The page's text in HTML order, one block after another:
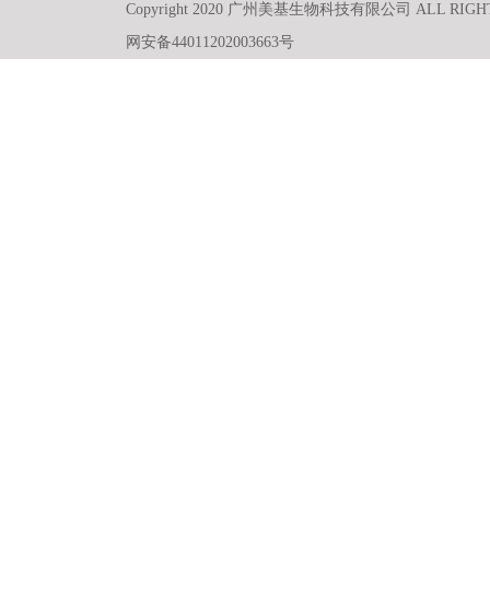
Copyright 2020 广州美基生物科技有限公司 ALL
网安备44011202003663号